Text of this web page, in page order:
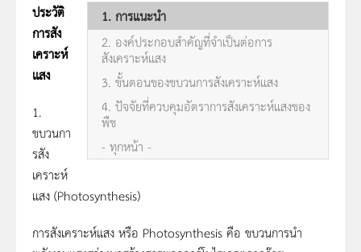
1. การแนะนำ
2. องค์ประกอบสำคัญที่จำเป็นต่อการ
สังเคราะห์แสง
3. ขั้นตอนของขบวนการสังเคราะห์แสง
4. ปัจจัยที่ควบคุมอัตราการสังเคราะห์แสงของ
พืช
- ทุกหน้า -
ประวัติ
การสัง
เคราะห์
เเสง
1.
ขบวนกา
รสัง
เคราะห์
แสง (Photosynthesis)
การสังเคราะห์แสง หรือ Photosynthesis คือ ขบวนการนำ